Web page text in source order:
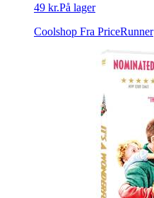
49 kr.På lager
Coolshop Fra PriceRunner